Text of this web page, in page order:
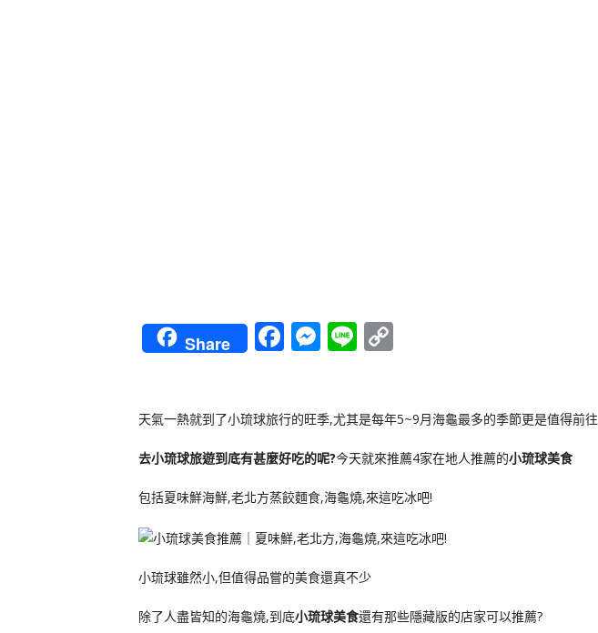
Share Facebook
Messenger
Line
天氣一熱就到了小琉球旅行的旺季,尤其是每年5~9月海龜最多的季節更是值得前往
去小琉球旅遊到底有甚麼好吃的呢?今天就來推薦4家在地人推薦的小琉球美食
包括夏味鮮海鮮,老北方蒸餃麵食,海龜燒,來這吃冰吧!
小琉球雖然小,但值得品嘗的美食還真不少
除了人盡皆知的海龜燒,到底小琉球美食還有那些隱藏版的店家可以推薦?